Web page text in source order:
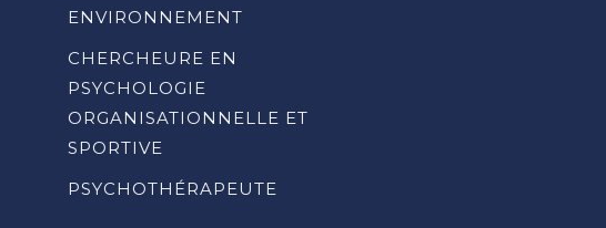
ENVIRONNEMENT
CHERCHEURE EN
PSYCHOLOGIE
ORGANISATIONNELLE ET
SPORTIVE
PSYCHOTHÉRAPEUTE